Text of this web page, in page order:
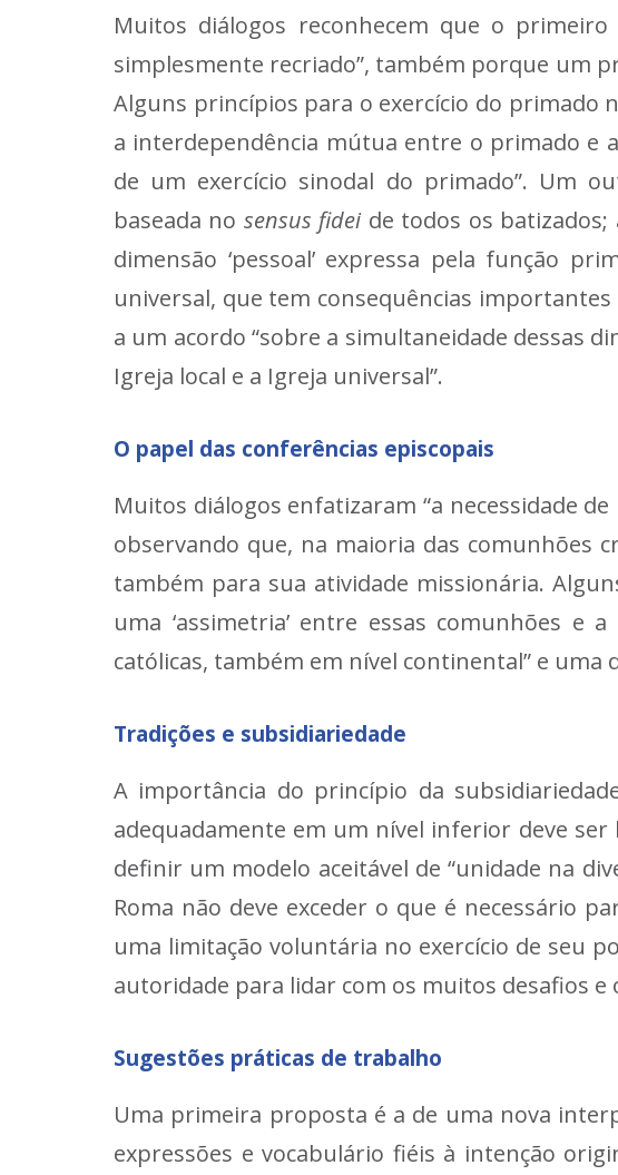
Muitos diálogos reconhecem que o
simplesmente recriado”, também porque um
Alguns princípios para o exercício do primado
a interdependência mútua entre o primado e
de um exercício sinodal do primado”. Um
baseada no sensus fideide todos os batizados;
dimensão ‘pessoal’ expressa pela função
universal, que tem consequências
a um acordo “sobre a simultaneidade dessas
Igreja local e a Igreja universal”.
O papel das conferências episcopais
Muitos diálogos enfatizaram “a necessidade
observando que, na maioria das comunhões
também para sua atividade missionária.
uma ‘assimetria’ entre essas comunhões e
católicas, também em nível continental” e
Tradições e subsidiariedade
A importância do princípio da
adequadamente em um nível inferior deve
definir um modelo aceitável de “unidade na
Roma não deve exceder o que é necessário
uma limitação voluntária no exercício de seu
autoridade para lidar com os muitos desafios e
Sugestões práticas de trabalho
Uma primeira proposta é a de uma nova
expressões e vocabulário fiéis à intenção